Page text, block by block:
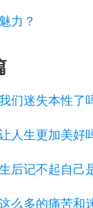
力？
们迷失本性了
人生更加美好
后记不起自己
么多的痛苦和